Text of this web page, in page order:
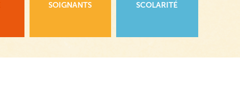
SOIGNANTS SCOLARITÉ